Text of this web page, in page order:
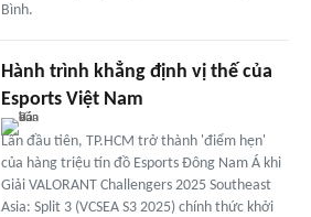
Bình.
Hành trình khẳng định vị thế của
Esports Việt Nam
Lần đầu tiên, TP.HCM trở thành 'điểm hẹn'
của hàng triệu tín đồ Esports Đông Nam Á khi
Giải VALORANT Challengers 2025 Southeast
Asia: Split 3 (VCSEA S3 2025) chính thức khởi